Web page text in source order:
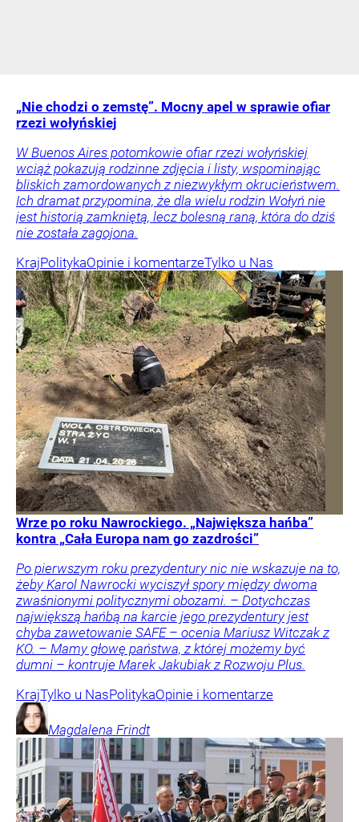
„Nie chodzi o zemstę”. Mocny apel w sprawie ofiar
rzezi wołyńskiej
W Buenos Aires potomkowie ofiar rzezi wołyńskiej
wciąż pokazują rodzinne zdjęcia i listy, wspominając
bliskich zamordowanych z niezwykłym okrucieństwem.
Ich dramat przypomina, że dla wielu rodzin Wołyń nie
jest historią zamkniętą, lecz bolesną raną, która do dziś
nie została zagojona.
KrajPolitykaOpinie i komentarzeTylko u Nas
Wrze po roku Nawrockiego. „Największa hańba”
kontra „Cała Europa nam go zazdrości”
Po pierwszym roku prezydentury nic nie wskazuje na to,
żeby Karol Nawrocki wyciszył spory między dwoma
zwaśnionymi politycznymi obozami. – Dotychczas
największą hańbą na karcie jego prezydentury jest
chyba zawetowanie SAFE – ocenia Mariusz Witczak z
KO. – Mamy głowę państwa, z której możemy być
dumni – kontruje Marek Jakubiak z Rozwoju Plus.
KrajTylko u NasPolitykaOpinie i komentarze
Magdalena Frindt